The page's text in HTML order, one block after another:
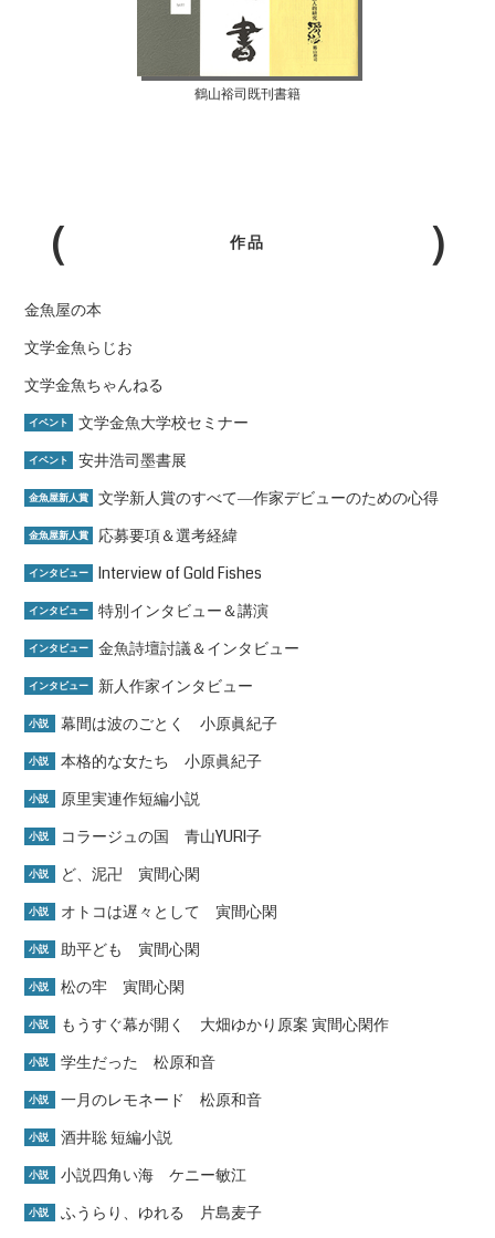
鶴山裕司既刊書籍
作品
金魚屋の本
文学金魚らじお
文学金魚ちゃんねる
イベント 文学金魚大学校セミナー
イベント 安井浩司墨書展
金魚屋新人賞 文学新人賞のすべて―作家デビューのための心得
金魚屋新人賞 応募要項＆選考経緯
インタビュー Interview of Gold Fishes
インタビュー 特別インタビュー＆講演
インタビュー 金魚詩壇討議＆インタビュー
インタビュー 新人作家インタビュー
小説 幕間は波のごとく 小原眞紀子
小説 本格的な女たち 小原眞紀子
小説 原里実連作短編小説
小説 コラージュの国 青山YURI子
小説 ど、泥卍 寅間心閑
小説 オトコは遅々として 寅間心閑
小説 助平ども 寅間心閑
小説 松の牢 寅間心閑
小説 もうすぐ幕が開く 大畑ゆかり原案 寅間心閑作
小説 学生だった 松原和音
小説 一月のレモネード 松原和音
小説 酒井聡 短編小説
小説 小説四角い海 ケニー敏江
小説 ふうらり、ゆれる 片島麦子